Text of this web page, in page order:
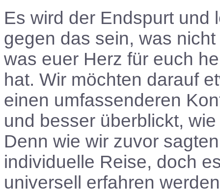
Es wird der Endspurt und
gegen das sein, was
was euer Herz für euch
hat. Wir möchten darauf
einen umfassenderen
und besser überblickt,
Denn wie wir zuvor
individuelle Reise, doch
universell erfahren